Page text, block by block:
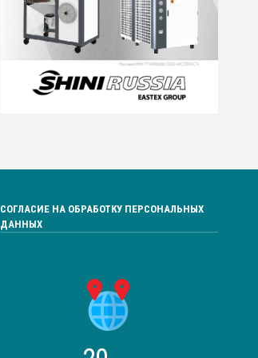
СОГЛАСИЕ НА ОБРАБОТКУ ПЕРСОНАЛЬНЫХ
ДАННЫХ